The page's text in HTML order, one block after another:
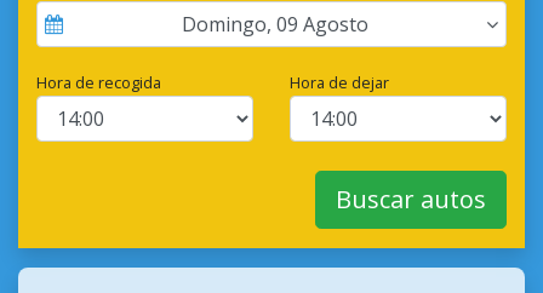
Domingo, 09 Agosto
Hora de recogida Hora de dejar
Buscar autos